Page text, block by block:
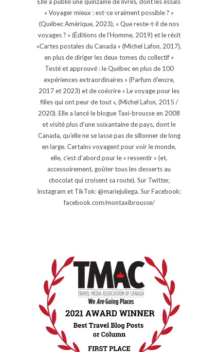
« Voyager mieux : est-ce vraiment possible ? »
(Québec Amérique, 2023), « Que reste-t-il de nos
voyages ? » (Éditions de l'Homme, 2019) et le récit
«Cartes postales du Canada » (Michel Lafon, 2017),
en plus de diriger les deux tomes du collectif «
Testé et approuvé : le Québec en plus de 100
expériences extraordinaires » (Parfum d'encre,
2017 et 2023) et de coécrire « Le voyage pour les
filles qui ont peur de tout », (Michel Lafon, 2015 /
2020). Elle a lancé le blogue Taxi-brousse en 2008
et visité plus d'une soixantaine de pays, dont le
Canada, qu'elle ne se lasse pas de sillonner de long
en large. Certains voyagent pour voir le monde,
elle, c’est d’abord pour le « ressentir » (et,
accessoirement, goûter tous les desserts au
chocolat qui croisent sa route). Sur Twitter,
Instagram et TikTok: @mariejuliega. Sur Facebook:
facebook.com/montaxibrousse/